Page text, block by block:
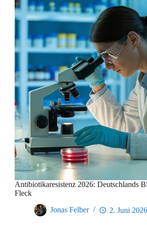
Antibiotikaresistenz 2026: Deutschlands
Fleck
Jonas Felber 2. Juni 2026